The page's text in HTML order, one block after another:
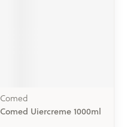
Comed
Comed Uiercreme 1000ml